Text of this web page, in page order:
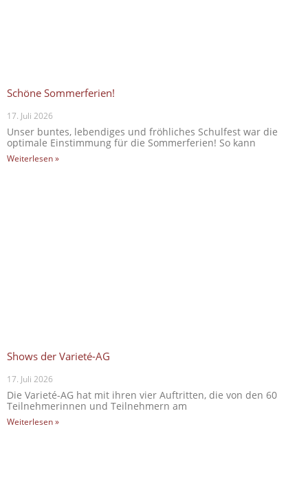
Schöne Sommerferien!
17. Juli 2026
Unser buntes, lebendiges und fröhliches Schulfest war die
optimale Einstimmung für die Sommerferien! So kann
Weiterlesen »
Shows der Varieté-AG
17. Juli 2026
Die Varieté-AG hat mit ihren vier Auftritten, die von den 60
Teilnehmerinnen und Teilnehmern am
Weiterlesen »